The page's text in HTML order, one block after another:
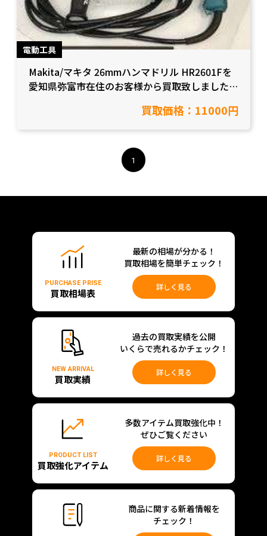
電動工具
Makita/マキタ 26mmハンマドリル HR2601Fを
愛知県弥富市在住のお客様から買取致しました。
買取価格：11000円
1
PURCHASE PRISE
買取相場表
最新の相場が分かる！
買取相場を簡単チェック！
詳しく見る
NEW ARRIVAL
買取実績
過去の買取実績を公開
いくらで売れるかチェック！
詳しく見る
PRODUCT LIST
買取強化アイテム
多数アイテム買取強化中！
ぜひご覧ください
詳しく見る
商品に関する新着情報を
チェック！